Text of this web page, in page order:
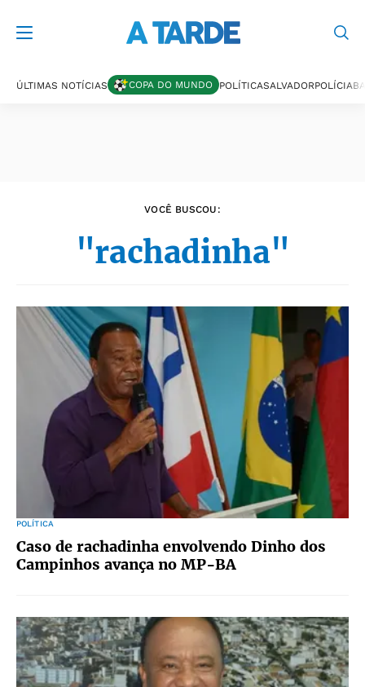
ÚLTIMAS NOTÍCIAS COPA DO MUNDO POLÍTICASALVADORPOLÍCIA
VOCÊ BUSCOU:
"rachadinha"
POLÍTICA
Caso de rachadinha envolvendo Dinho dos
Campinhos avança no MP-BA